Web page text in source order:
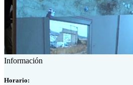
Información
Horario: